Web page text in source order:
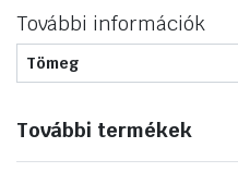
További információk
Tömeg
További termékek